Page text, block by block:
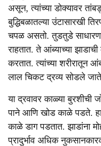
असून, त्यांच्या डोक्यावर
बुद्धिबळातल्या उंटासारखी
चपळ असतो. तुडतुडे
राहतात. ते आंब्याच्या
करतात. त्यांच्या शरीरातून
लाल चिकट द्रव्य सोडले
या द्रवावर काळ्या बुरशीची
पाने आणि खोड काळे पडते.
काळे डाग पडतात. झाडांना
प्रादुर्भाव अधिक